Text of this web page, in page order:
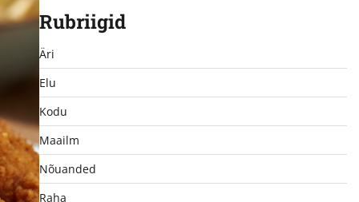
Rubriigid
Äri
Elu
Kodu
Maailm
Nõuanded
Raha